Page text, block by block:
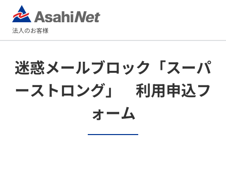
法人のお客様
迷惑メールブロック「スーパ
ーストロング」 利用申込フ
ォーム